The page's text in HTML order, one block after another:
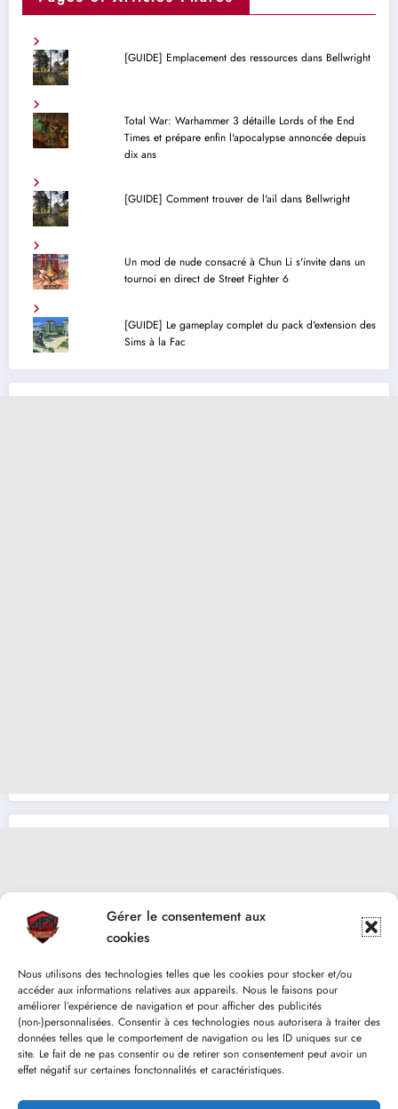
Gérer le consentement aux
cookies
Nous utilisons des technologies telles que les cookies pour stocker et/ou
accéder aux informations relatives aux appareils. Nous le faisons pour
améliorer l’expérience de navigation et pour afficher des publicités
(non-)personnalisées. Consentir à ces technologies nous autorisera à traiter des
données telles que le comportement de navigation ou les ID uniques sur ce
site. Le fait de ne pas consentir ou de retirer son consentement peut avoir un
effet négatif sur certaines fonctonnalités et caractéristiques.
[GUIDE] Emplacement des ressources dans Bellwright
Total War: Warhammer 3 détaille Lords of the End
Times et prépare enfin l'apocalypse annoncée depuis
dix ans
[GUIDE] Comment trouver de l'ail dans Bellwright
Un mod de nude consacré à Chun Li s'invite dans un
tournoi en direct de Street Fighter 6
[GUIDE] Le gameplay complet du pack d'extension des
Sims à la Fac